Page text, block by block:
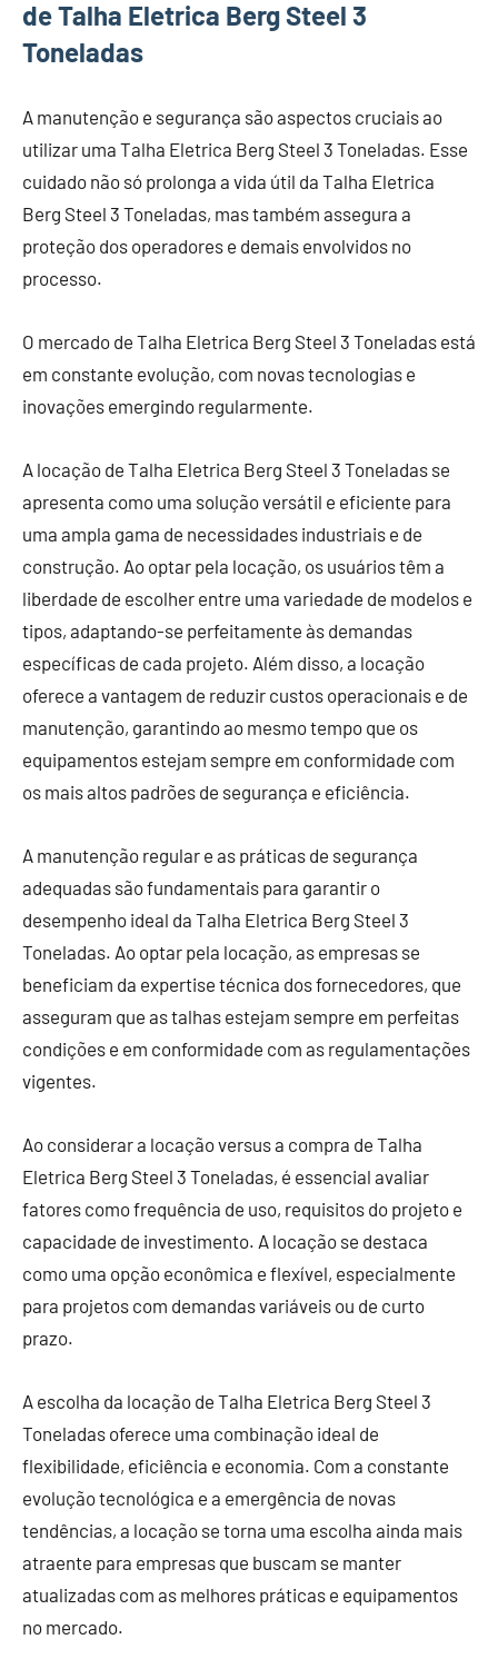
de Talha Eletrica Berg Steel 3
Toneladas
A manutenção e segurança são aspectos cruciais ao
utilizar uma Talha Eletrica Berg Steel 3 Toneladas. Esse
cuidado não só prolonga a vida útil da Talha Eletrica
Berg Steel 3 Toneladas, mas também assegura a
proteção dos operadores e demais envolvidos no
processo.
O mercado de Talha Eletrica Berg Steel 3 Toneladas está
em constante evolução, com novas tecnologias e
inovações emergindo regularmente.
A locação de Talha Eletrica Berg Steel 3 Toneladas se
apresenta como uma solução versátil e eficiente para
uma ampla gama de necessidades industriais e de
construção. Ao optar pela locação, os usuários têm a
liberdade de escolher entre uma variedade de modelos e
tipos, adaptando-se perfeitamente às demandas
específicas de cada projeto. Além disso, a locação
oferece a vantagem de reduzir custos operacionais e de
manutenção, garantindo ao mesmo tempo que os
equipamentos estejam sempre em conformidade com
os mais altos padrões de segurança e eficiência.
A manutenção regular e as práticas de segurança
adequadas são fundamentais para garantir o
desempenho ideal da Talha Eletrica Berg Steel 3
Toneladas. Ao optar pela locação, as empresas se
beneficiam da expertise técnica dos fornecedores, que
asseguram que as talhas estejam sempre em perfeitas
condições e em conformidade com as regulamentações
vigentes.
Ao considerar a locação versus a compra de Talha
Eletrica Berg Steel 3 Toneladas, é essencial avaliar
fatores como frequência de uso, requisitos do projeto e
capacidade de investimento. A locação se destaca
como uma opção econômica e flexível, especialmente
para projetos com demandas variáveis ou de curto
prazo.
A escolha da locação de Talha Eletrica Berg Steel 3
Toneladas oferece uma combinação ideal de
flexibilidade, eficiência e economia. Com a constante
evolução tecnológica e a emergência de novas
tendências, a locação se torna uma escolha ainda mais
atraente para empresas que buscam se manter
atualizadas com as melhores práticas e equipamentos
no mercado.